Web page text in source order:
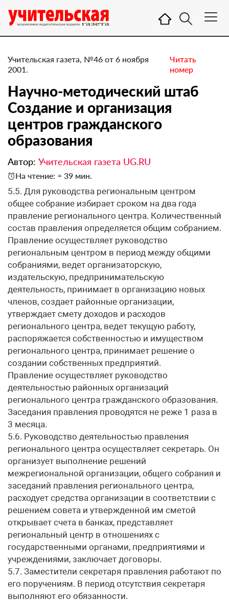
Учительская газета, №46 от 6 ноября
2001.
Читать
номер
Научно-методический штаб
Создание и организация
центров гражданского
образования
Автор: Учительская газета UG.RU
На чтение: ≈ 39 мин.
5.5. Для руководства региональным центром
общее собрание избирает сроком на два года
правление регионального центра. Количественный
состав правления определяется общим собранием.
Правление осуществляет руководство
региональным центром в период между общими
собраниями, ведет организаторскую,
издательскую, предпринимательскую
деятельность, принимает в организацию новых
членов, создает районные организации,
утверждает смету доходов и расходов
регионального центра, ведет текущую работу,
распоряжается собственностью и имуществом
регионального центра, принимает решение о
создании собственных предприятий.
Правление осуществляет руководство
деятельностью районных организаций
регионального центра гражданского образования.
Заседания правления проводятся не реже 1 раза в
3 месяца.
5.6. Руководство деятельностью правления
регионального центра осуществляет секретарь. Он
организует выполнение решений
межрегиональной организации, общего собрания и
заседаний правления регионального центра,
расходует средства организации в соответствии с
решением совета и утвержденной им сметой
открывает счета в банках, представляет
региональный центр в отношениях с
государственными органами, предприятиями и
учреждениями, заключает договоры.
5.7. Заместители секретаря правления работают по
его поручениям. В период отсутствия секретаря
выполняют его обязанности.